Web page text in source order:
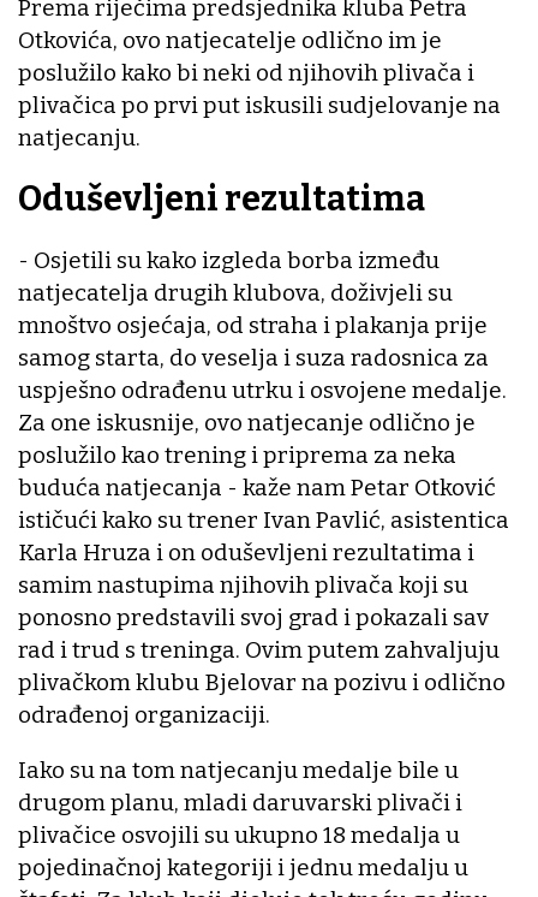
Prema riječima predsjednika kluba Petra
Otkovića, ovo natjecatelje odlično im je
poslužilo kako bi neki od njihovih plivača i
plivačica po prvi put iskusili sudjelovanje na
natjecanju.
Oduševljeni rezultatima
- Osjetili su kako izgleda borba između
natjecatelja drugih klubova, doživjeli su
mnoštvo osjećaja, od straha i plakanja prije
samog starta, do veselja i suza radosnica za
uspješno odrađenu utrku i osvojene medalje.
Za one iskusnije, ovo natjecanje odlično je
poslužilo kao trening i priprema za neka
buduća natjecanja - kaže nam Petar Otković
ističući kako su trener Ivan Pavlić, asistentica
Karla Hruza i on oduševljeni rezultatima i
samim nastupima njihovih plivača koji su
ponosno predstavili svoj grad i pokazali sav
rad i trud s treninga. Ovim putem zahvaljuju
plivačkom klubu Bjelovar na pozivu i odlično
odrađenoj organizaciji.
Iako su na tom natjecanju medalje bile u
drugom planu, mladi daruvarski plivači i
plivačice osvojili su ukupno 18 medalja u
pojedinačnoj kategoriji i jednu medalju u